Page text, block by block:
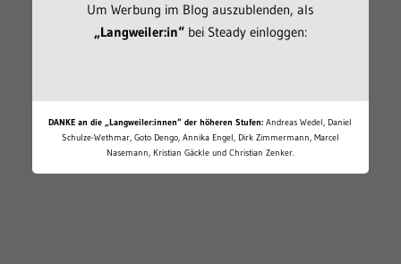
Um Werbung im Blog auszublenden, als
„Langweiler:in“bei Steady einloggen:
DANKE an die „Langweiler:innen“ der höheren Stufen: Andreas Wedel, Daniel
Schulze-Wethmar, Goto Dengo, Annika Engel, Dirk Zimmermann, Marcel
Nasemann, Kristian Gäckle und Christian Zenker.